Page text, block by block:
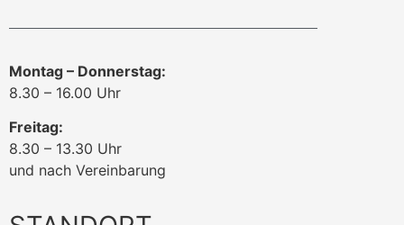
Montag – Donnerstag:
8.30 – 16.00 Uhr
Freitag:
8.30 – 13.30 Uhr
und nach Vereinbarung